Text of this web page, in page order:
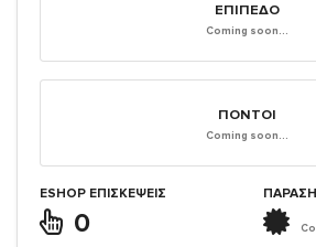
ΕΠΊΠΕΔΟ
Coming soon...
ΠΌΝΤΟΙ
Coming soon...
ESHOP ΕΠΙΣΚΈΨΕΙΣ
0